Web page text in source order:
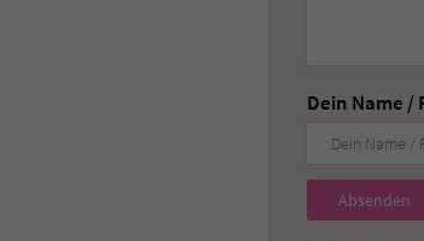
Dein Name /
Nicht
ausfüllen!